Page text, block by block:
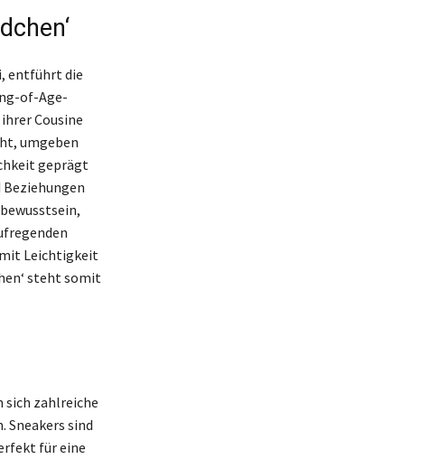
entführt die
of-Age-
Cousine
umgeben
geprägt
mit Leichtigkeit
steht somit
sich zahlreiche
sind
für eine